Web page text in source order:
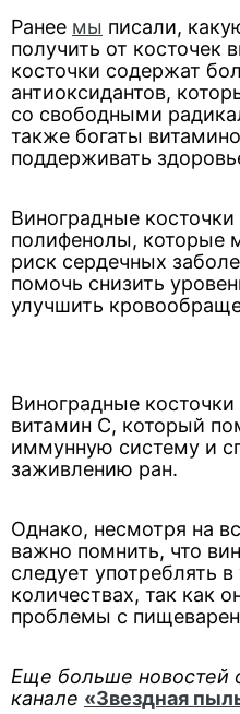
Ранее мы писали,
получить от косточек
косточки содержат
антиоксидантов,
со свободными
также богаты
поддерживать
Виноградные
полифенолы, которые
риск сердечных
помочь снизить
улучшить
Виноградные
витамин С, который
иммунную систему и
заживлению ран.
Однако, несмотря на
важно помнить, что
следует употреблять
количествах, так как
проблемы с
Еще больше новостей
канале «Звездная